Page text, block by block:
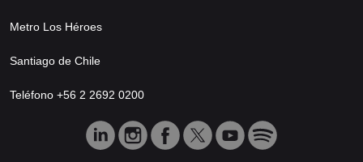
Metro Los Héroes
Santiago de Chile
Teléfono +56 2 2692 0200